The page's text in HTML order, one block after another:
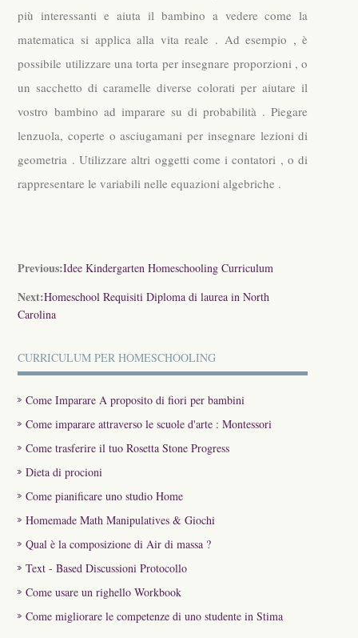
più interessanti e aiuta il bambino a vedere come la
matematica si applica alla vita reale . Ad esempio , è
possibile utilizzare una torta per insegnare proporzioni , o
un sacchetto di caramelle diverse colorati per aiutare il
vostro bambino ad imparare su di probabilità . Piegare
lenzuola, coperte o asciugamani per insegnare lezioni di
geometria . Utilizzare altri oggetti come i contatori , o di
rappresentare le variabili nelle equazioni algebriche .
Previous:Idee Kindergarten Homeschooling Curriculum
Next:Homeschool Requisiti Diploma di laurea in North
Carolina
CURRICULUM PER HOMESCHOOLING
Come Imparare A proposito di fiori per bambini
Come imparare attraverso le scuole d'arte : Montessori
Come trasferire il tuo Rosetta Stone Progress
Dieta di procioni
Come pianificare uno studio Home
Homemade Math Manipulatives & Giochi
Qual è la composizione di Air di massa ?
Text - Based Discussioni Protocollo
Come usare un righello Workbook
Come migliorare le competenze di uno studente in Stima